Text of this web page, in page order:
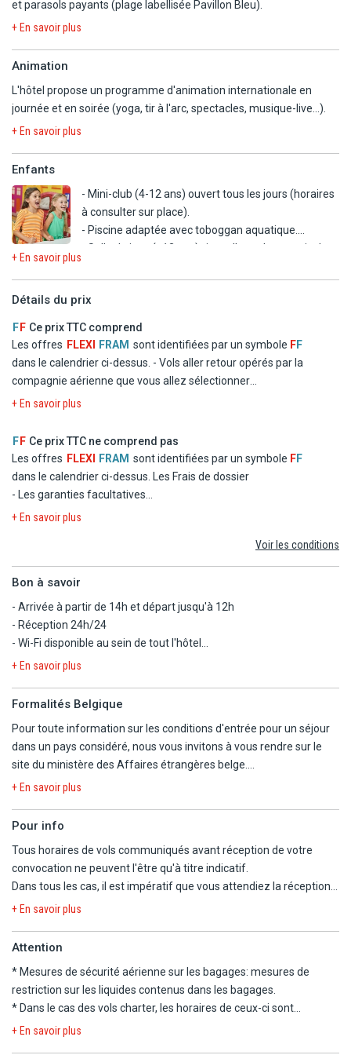
En supplément :
- Formule tout inclus (voir rubrique dédiée)
et parasols payants (plage labellisée Pavillon Bleu).
- 2 piscines extérieures avec transats et parasols
- Salle de fitness
En option payante
- Sports nautiques (wakeboard, scooter de mer, ski nautique...)
+ En savoir plus
Animation
L'hôtel propose un programme d'animation internationale en
journée et en soirée (yoga, tir à l'arc, spectacles, musique-live...).
+ En savoir plus
Enfants
- Mini-club (4-12 ans) ouvert tous les jours (horaires
à consulter sur place).
- Piscine adaptée avec toboggan aquatique.
- Salle de jeux (+12 ans) : jeux d'arcades, tennis de
- Menu enfant
En supplément :
- Service de baby-sitting
+ En savoir plus
Détails du prix
F F Ce prix TTC comprend
Les offres FLEXI FRAM sont identifiées par un symbole FF
dans le calendrier ci-dessus. - Vols aller retour opérés par la
compagnie aérienne que vous allez sélectionner
- Logement à l'hôtel St Raphael resort en chambre double
- La formule Petit Déjeuner
- Les taxes d'aéroport et de solidarité
- Le transfert
+ En savoir plus
F F Ce prix TTC ne comprend pas
Les offres FLEXI FRAM sont identifiées par un symbole FF
dans le calendrier ci-dessus.
Les Frais de dossier
- Les garanties facultatives
- Les autres repas et les boissons
+ En savoir plus
Voir les conditions
Bon à savoir
- Arrivée à partir de 14h et départ jusqu'à 12h
- Réception 24h/24
- Wi-Fi disponible au sein de tout l'hôtel
- Prêt de serviette de piscine/plage gratuit.
demande)
- Taxe de séjour non incluse (à régler sur place, tarif non défini par
les autorités locales)
- Adaptateur nécessaire. Prise de type G. Courant électrique : 220
V - 50 HZ
+ En savoir plus
Formalités Belgique
Pour toute information sur les conditions d'entrée pour un séjour
dans un pays considéré, nous vous invitons à vous rendre sur le
site du ministère des Affaires étrangères belge.
https://diplomatie.belgium.be/fr/Services/voyager_a_letranger/
+ En savoir plus
Pour info
Tous horaires de vols communiqués avant réception de votre
convocation ne peuvent l'être qu'à titre indicatif.
Dans tous les cas, il est impératif que vous attendiez la réception
de la convocation comprenant les horaires définitifs avant
Nous ne pourrons être tenus responsables d'un changement
Nous vous informons que, pour ce séjour, les vols sont
susceptibles de faire l'objet d'une escale.
La convocation à l'aéroport, les horaires en heures locales et le
+ En savoir plus
Attention
* Mesures de sécurité aérienne sur les bagages: mesures de
restriction sur les liquides contenus dans les bagages
* Dans le cas des vols charter, les horaires de ceux-ci sont
déterminés dans les 48 heures précédant le départ. Les vols
+ En savoir plus